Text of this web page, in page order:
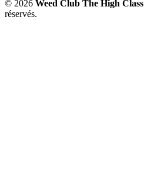
© 2026 Weed Club The High Class
réservés.